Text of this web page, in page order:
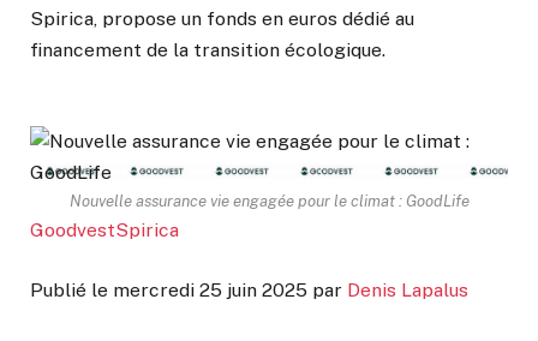
Spirica, propose un fonds en euros dédié au
financement de la transition écologique.
Nouvelle assurance vie engagée pour le climat : GoodLife
GoodvestSpirica
Publié le mercredi 25 juin 2025 par Denis Lapalus